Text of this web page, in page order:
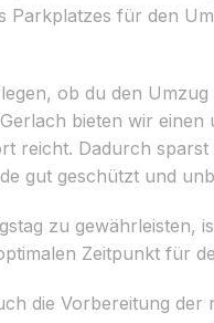
Parkplatzes für den
ob du den
bieten wir
reicht. Dadurch
gut geschützt und
zu gewährleisten,
Zeitpunkt für
die Vorbereitung